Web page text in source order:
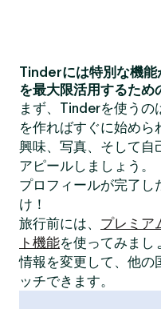
Tinderには特別な機
を最大限活用するため
まず、Tinderを使うの
を作ればすぐに始めら
興味、写真、そして自
アピールしましょう。
プロフィールが完了し
け！
旅行前には、 プレミア
ト機能を使ってみまし
情報を変更して、他の
ッチできます。